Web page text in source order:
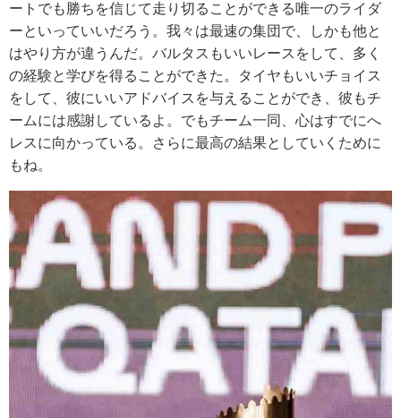
ートでも勝ちを信じて走り切ることができる唯一のライダ
ーといっていいだろう。我々は最速の集団で、しかも他と
はやり方が違うんだ。バルタスもいいレースをして、多く
の経験と学びを得ることができた。タイヤもいいチョイス
をして、彼にいいアドバイスを与えることができ、彼もチ
ームには感謝しているよ。でもチーム一同、心はすでにへ
レスに向かっている。さらに最高の結果としていくために
もね。